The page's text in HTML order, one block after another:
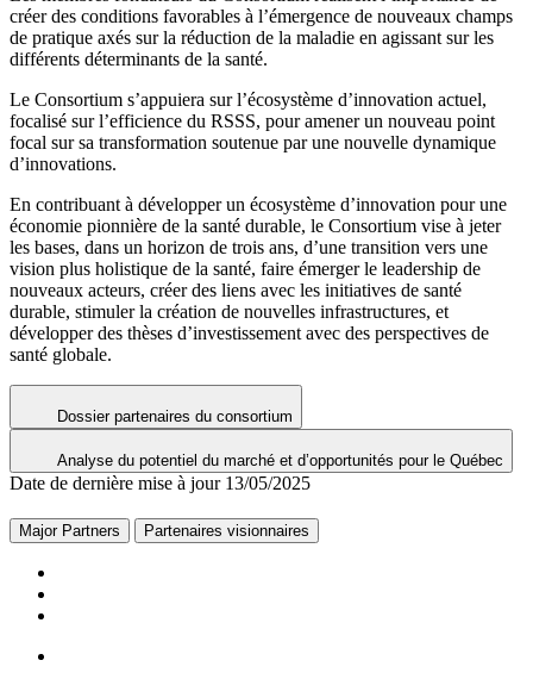
créer des conditions favorables à l’émergence de nouveaux champs
de pratique axés sur la réduction de la maladie en agissant sur les
différents déterminants de la santé.
Le Consortium s’appuiera sur l’écosystème d’innovation actuel,
focalisé sur l’efficience du RSSS, pour amener un nouveau point
focal sur sa transformation soutenue par une nouvelle dynamique
d’innovations.
En contribuant à développer un écosystème d’innovation pour une
économie pionnière de la santé durable, le Consortium vise à jeter
les bases, dans un horizon de trois ans, d’une transition vers une
vision plus holistique de la santé, faire émerger le leadership de
nouveaux acteurs, créer des liens avec les initiatives de santé
durable, stimuler la création de nouvelles infrastructures, et
développer des thèses d’investissement avec des perspectives de
santé globale.
Dossier partenaires du consortium
Analyse du potentiel du marché et d’opportunités pour le Québec
Date de dernière mise à jour 13/05/2025
Major Partners Partenaires visionnaires